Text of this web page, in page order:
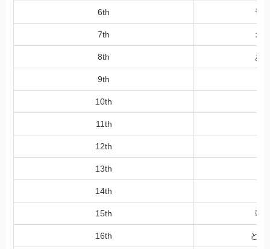
6th 青
7th オ
8th あ
9th
10th
11th
12th
13th
14th
15th 乾
16th と